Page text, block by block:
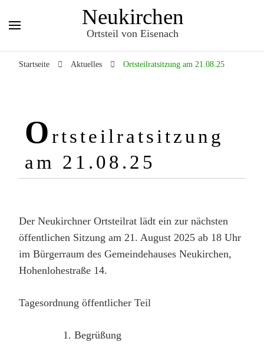
Neukirchen
Ortsteil von Eisenach
Startseite Aktuelles Ortsteilratsitzung am 21.08.25
Ortsteilratsitzung
am 21.08.25
Der Neukirchner Ortsteilrat lädt ein zur nächsten
öffentlichen Sitzung am 21. August 2025 ab 18 Uhr
im Bürgerraum des Gemeindehauses Neukirchen,
Hohenlohestraße 14.
Tagesordnung öffentlicher Teil
Begrüßung